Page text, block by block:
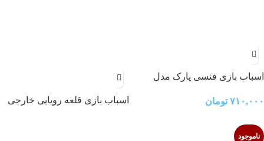
اسباب بازی فنسی پارک مدل
۷۱۰,۰۰۰ تومان اسباب بازی قلعه رویایی خارجی
ناموجود